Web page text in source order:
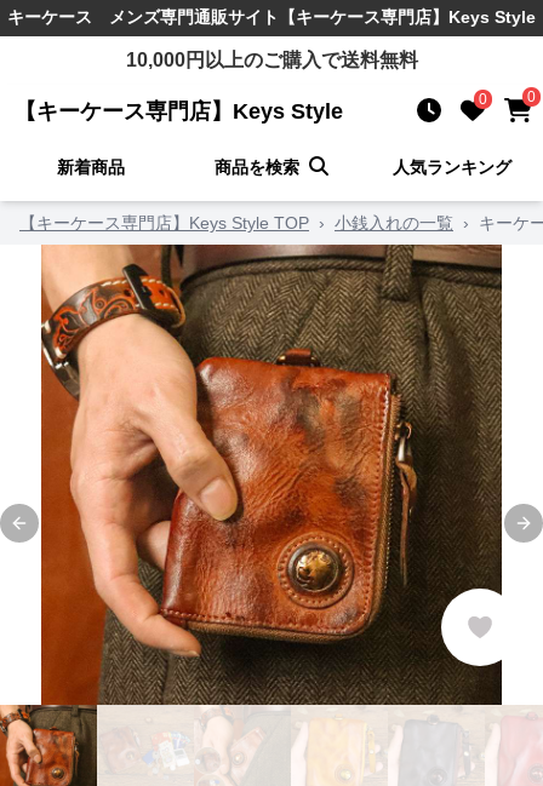
キーケース メンズ専門通販サイト 【キーケース専門店】Keys Style
10,000円以上のご購入で送料無料
【キーケース専門店】Keys Style 0 0
新着商品 商品を検索 人気ランキング
【キーケース専門店】Keys Style TOP › 小銭入れの一覧 › キーケ
Previous slide